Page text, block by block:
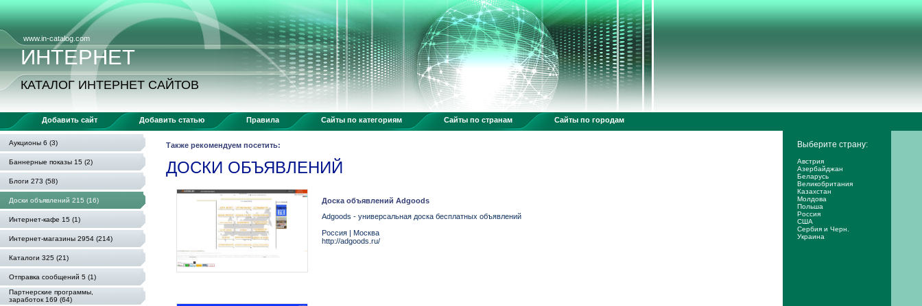
www.in-catalog.com
ИНТЕРНЕТ
КАТАЛОГ ИНТЕРНЕТ САЙТОВ
Добавить сайт Добавить статью Правила Сайты по категориям Сайты по странам Сайты по городам
Аукционы 6 (3)
Баннерные показы 15 (2)
Блоги 273 (58)
Доски объявлений 215 (16)
Интернет-кафе 15 (1)
Интернет-магазины 2954 (214)
Каталоги 325 (21)
Отправка сообщений 5 (1)
Партнерские программы,
заработок 169 (64)
Также рекомендуем посетить:
ДОСКИ ОБЪЯВЛЕНИЙ
Доска объявлений Adgoods
Adgoods - универсальная доска бесплатных объявлений
Россия | Москва
http://adgoods.ru/
Выберите страну:
Австрия
Азербайджан
Беларусь
Великобритания
Казахстан
Молдова
Польша
Россия
США
Сербия и Черн.
Украина